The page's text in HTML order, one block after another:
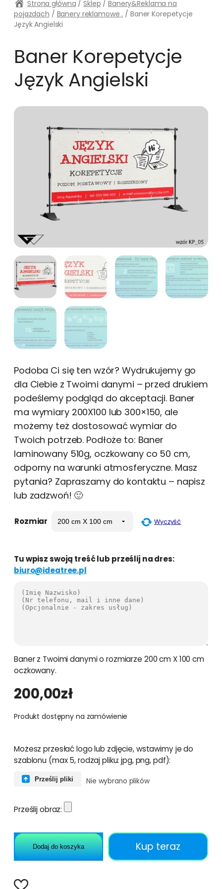
Strona główna / Sklep / Banery&Reklama na
pojazdach / Banery reklamowe . / Baner Korepetycje
Język Angielski
Baner Korepetycje
Język Angielski
Podoba Ci się ten wzór? Wydrukujemy go
dla Ciebie z Twoimi danymi – przed drukiem
podeślemy podgląd do akceptacji. Baner
ma wymiary 200X100 lub 300×150, ale
możemy też dostosować wymiar do
Twoich potrzeb. Podłoże to: Baner
laminowany 510g, oczkowany co 50 cm,
odporny na warunki atmosferyczne. Masz
pytania? Zapraszamy do kontaktu – napisz
lub zadzwoń! 🙂
Rozmiar Wyczyść
Tu wpisz swoją treść lub prześlij na dres:
biuro@ideatree.pl
Baner z Twoimi danymi o rozmiarze 200 cm X 100 cm
oczkowany.
200,00zł
Produkt dostępny na zamówienie
Możesz przesłać logo lub zdjęcie, wstawimy je do
szablonu (max 5, rodzaj pliku: jpg, png, pdf):
Prześlij pliki Nie wybrano plików
Prześlij obraz:
Dodaj do koszyka Kup teraz